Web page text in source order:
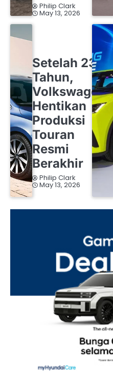
Philip Clark
May 13, 2026
Setelah 23
Tahun,
Volkswagen
Hentikan
Produksi
Touran
Resmi
Berakhir
Philip Clark
May 13, 2026